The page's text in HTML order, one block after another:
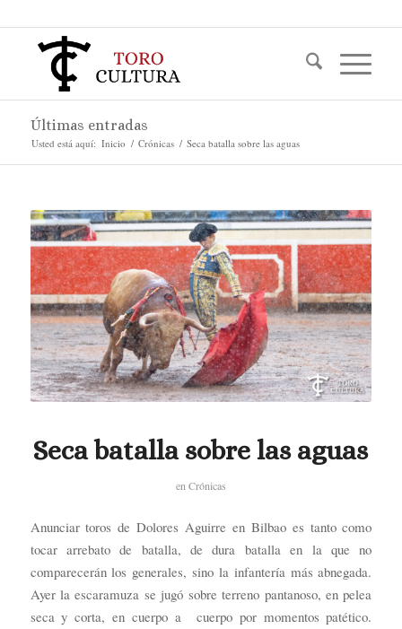
Últimas entradas
Usted está aquí: Inicio / Crónicas / Seca batalla sobre las aguas
Seca batalla sobre las aguas
enCrónicas
Anunciar toros de Dolores Aguirre en Bilbao es tanto como
tocar arrebato de batalla, de dura batalla en la que no
comparecerán los generales, sino la infantería más abnegada.
Ayer la escaramuza se jugó sobre terreno pantanoso, en pelea
seca y corta, en cuerpo a cuerpo por momentos patético.